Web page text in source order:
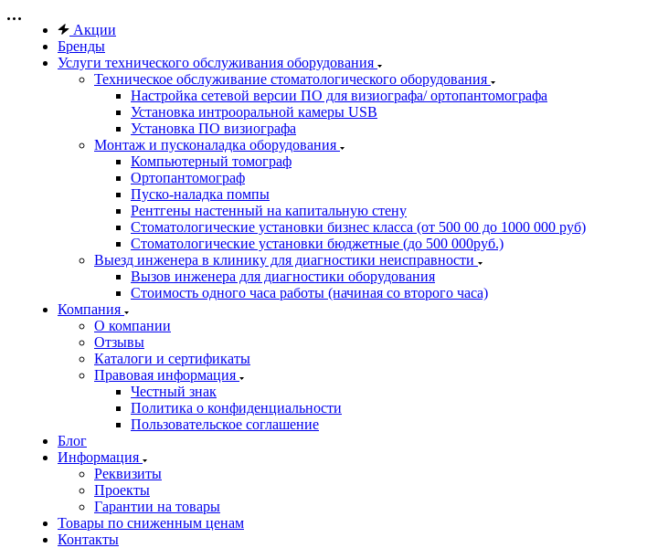
Акции
Бренды
Услуги технического обслуживания оборудования
Техническое обслуживание стоматологического оборудования
Настройка сетевой версии ПО для визиографа/ ортопантомографа
Установка интрооральной камеры USB
Установка ПО визиографа
Монтаж и пусконаладка оборудования
Компьютерный томограф
Ортопантомограф
Пуско-наладка помпы
Рентгены настенный на капитальную стену
Стоматологические установки бизнес класса (от 500 00 до 1000 000 руб)
Стоматологические установки бюджетные (до 500 000руб.)
Выезд инженера в клинику для диагностики неисправности
Вызов инженера для диагностики оборудования
Стоимость одного часа работы (начиная со второго часа)
Компания
О компании
Отзывы
Каталоги и сертификаты
Правовая информация
Честный знак
Политика о конфиденциальности
Пользовательское соглашение
Блог
Информация
Реквизиты
Проекты
Гарантии на товары
Товары по сниженным ценам
Контакты